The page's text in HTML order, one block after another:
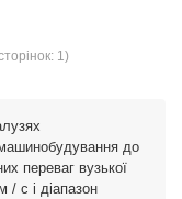
1)
до
переваг вузької
/ с і діапазон